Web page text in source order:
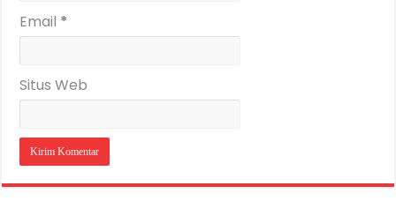
Email *
Situs Web